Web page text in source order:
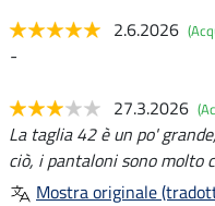
2.6.2026
-
27.3.2026
La taglia 42 è un po'
ciò, i pantaloni sono molto
Mostra originale